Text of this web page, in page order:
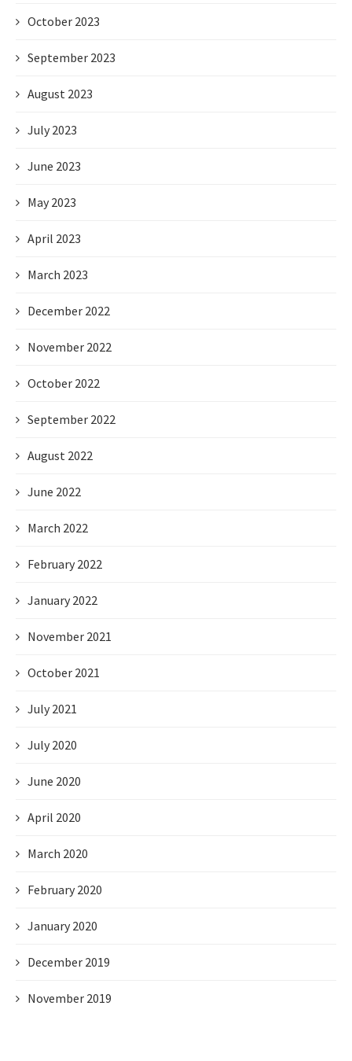
October 2023
September 2023
August 2023
July 2023
June 2023
May 2023
April 2023
March 2023
December 2022
November 2022
October 2022
September 2022
August 2022
June 2022
March 2022
February 2022
January 2022
November 2021
October 2021
July 2021
July 2020
June 2020
April 2020
March 2020
February 2020
January 2020
December 2019
November 2019